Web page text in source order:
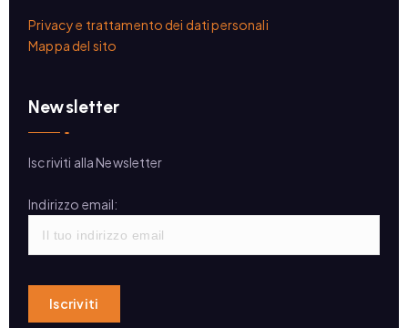
Privacy e trattamento dei dati personali
Mappa del sito
Newsletter
Iscriviti alla Newsletter
Indirizzo email: